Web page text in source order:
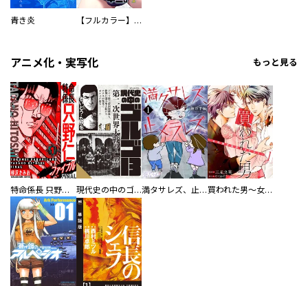
青き炎 【フルカラー】さよなら、私の大好きな１０００人のキミ。
アニメ化・実写化 もっと見る
特命係長 只野仁ファイナル 愛蔵版 現代史の中のゴルゴ13 満タサレズ、止メラレズ 買われた男～女性限定快感セラピスト～【描き下ろしおまけ付き特装版】